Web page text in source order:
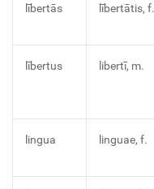
lībertās lībertātis, f.
lībertus libertī, m.
lingua linguae, f.